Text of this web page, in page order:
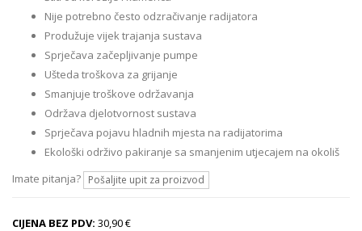
Nije potrebno često odzračivanje radijatora
Produžuje vijek trajanja sustava
Sprječava začepljivanje pumpe
Ušteda troškova za grijanje
Smanjuje troškove održavanja
Održava djelotvornost sustava
Sprječava pojavu hladnih mjesta na radijatorima
Ekološki održivo pakiranje sa smanjenim utjecajem na okoliš
Imate pitanja? Pošaljite upit za proizvod
CIJENA BEZ PDV: 30,90 €